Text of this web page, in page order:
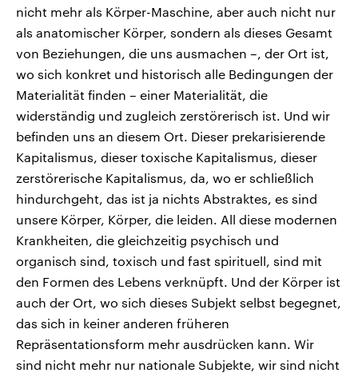
nicht mehr als Körper-Maschine, aber auch nicht nur
als anatomischer Körper, sondern als dieses Gesamt
von Beziehungen, die uns ausmachen –, der Ort ist,
wo sich konkret und historisch alle Bedingungen der
Materialität finden – einer Materialität, die
widerständig und zugleich zerstörerisch ist. Und wir
befinden uns an diesem Ort. Dieser prekarisierende
Kapitalismus, dieser toxische Kapitalismus, dieser
zerstörerische Kapitalismus, da, wo er schließlich
hindurchgeht, das ist ja nichts Abstraktes, es sind
unsere Körper, Körper, die leiden. All diese modernen
Krankheiten, die gleichzeitig psychisch und
organisch sind, toxisch und fast spirituell, sind mit
den Formen des Lebens verknüpft. Und der Körper ist
auch der Ort, wo sich dieses Subjekt selbst begegnet,
das sich in keiner anderen früheren
Repräsentationsform mehr ausdrücken kann. Wir
sind nicht mehr nur nationale Subjekte, wir sind nicht